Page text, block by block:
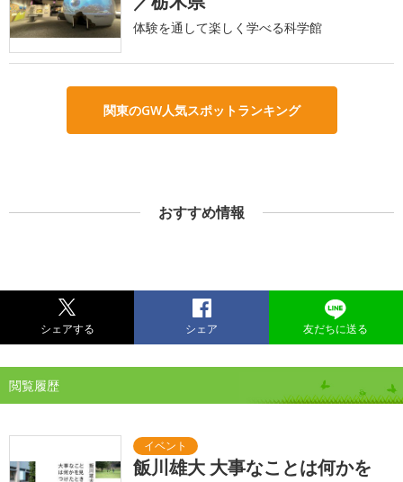
体験を通して楽しく学べる科学館
関東のGW人気スポットランキング
おすすめ情報
シェアする シェア 友だちに送る
閲覧履歴
飯川雄大 大事なことは何かを